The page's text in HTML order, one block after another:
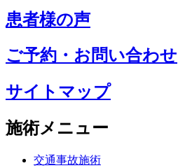
患者様の声
ご予約・お問い合わせ
サイトマップ
施術メニュー
交通事故施術